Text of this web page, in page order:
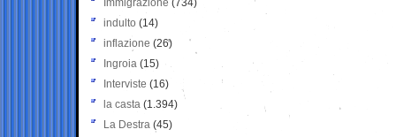
Immigrazione (734)
indulto (14)
inflazione (26)
Ingroia (15)
Interviste (16)
la casta (1.394)
La Destra (45)